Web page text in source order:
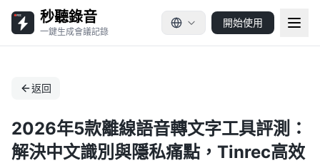
秒聽錄音
一鍵生成會議記錄
開始使用
返回
2026年5款離線語音轉文字工具評測：
解決中文識別與隱私痛點，Tinrec高效